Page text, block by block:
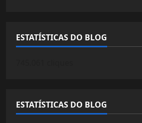
ESTATÍSTICAS DO BLOG
ESTATÍSTICAS DO BLOG